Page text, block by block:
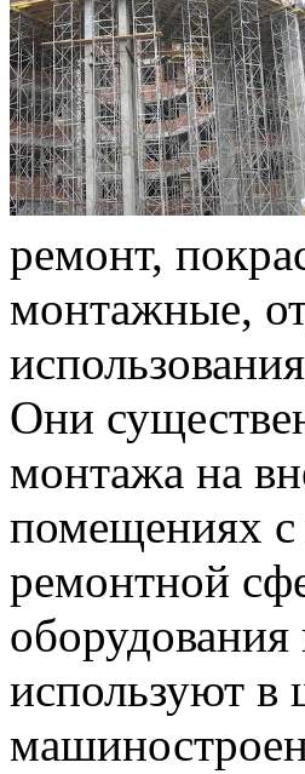
ремонт,
монтажные,
Они
монтажа на
помещениях с
ремонтной
используют в